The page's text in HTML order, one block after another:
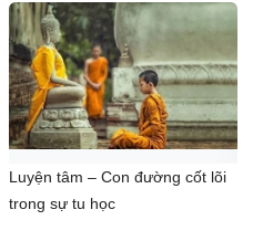
Luyện tâm – Con đường cốt lõi
trong sự tu học